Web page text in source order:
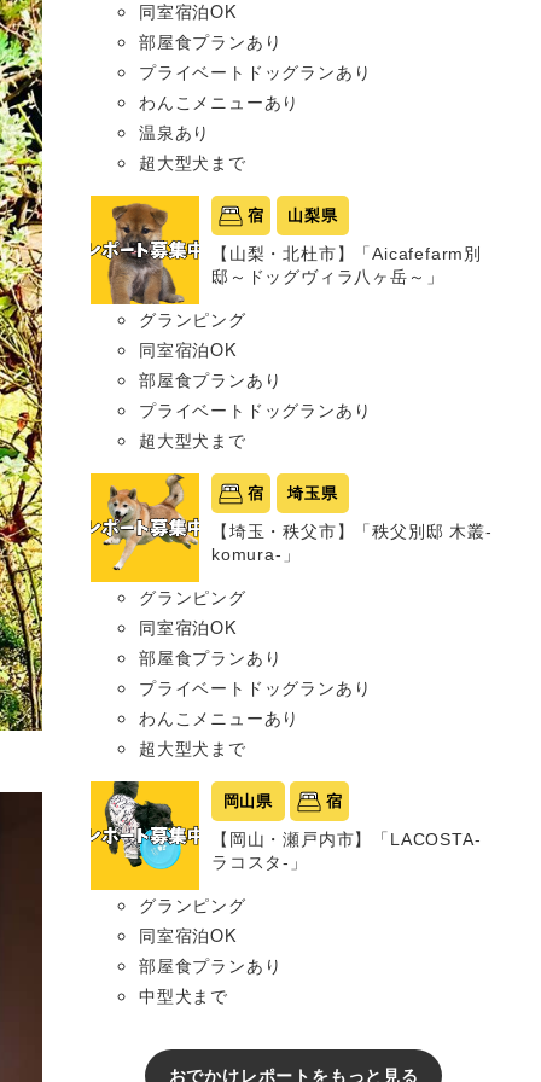
同室宿泊OK
部屋食プランあり
プライベートドッグランあり
わんこメニューあり
温泉あり
超大型犬まで
宿 山梨県
【山梨・北杜市】「Aicafefarm別
邸～ドッグヴィラ八ヶ岳～」
グランピング
同室宿泊OK
部屋食プランあり
プライベートドッグランあり
超大型犬まで
宿 埼玉県
【埼玉・秩父市】「秩父別邸 木叢-
komura-」
グランピング
同室宿泊OK
部屋食プランあり
プライベートドッグランあり
わんこメニューあり
超大型犬まで
岡山県 宿
【岡山・瀬戸内市】「LACOSTA-
ラコスタ-」
グランピング
同室宿泊OK
部屋食プランあり
中型犬まで
おでかけレポートをもっと見る